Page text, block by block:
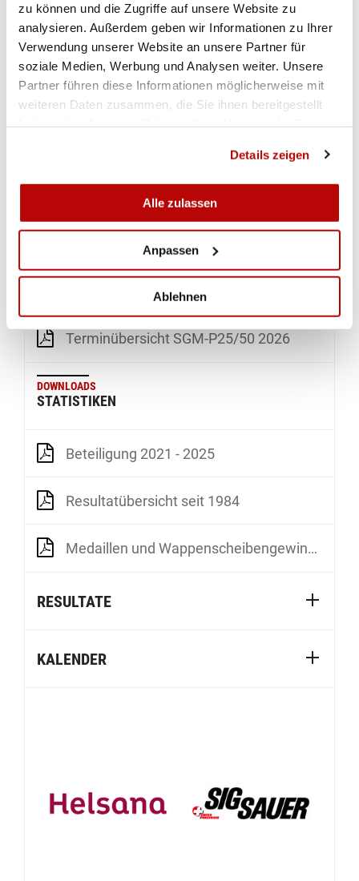
zu können und die Zugriffe auf unsere Website zu
analysieren. Außerdem geben wir Informationen zu Ihrer
Verwendung unserer Website an unsere Partner für
soziale Medien, Werbung und Analysen weiter. Unsere
Partner führen diese Informationen möglicherweise mit
weiteren Daten zusammen, die Sie ihnen bereitgestellt
Details zeigen
Alle zulassen
Anpassen
Ablehnen
Terminübersicht SGM-P25/50 2026
INFORMATIONEN FÜR DEN FINAL SGM-P25 VOM SAMSTAG,
30. AUGUST 2025
INFORMATIONEN FÜR DEN FINAL SGM-P25 VOM
SAMSTAG, 30. AUGUST 2025
Scheibenzuteilung Halbfinal 2025
DOWNLOADS
Terminübersicht SGM-P25/50 2026
DOWNLOADS
STATISTIKEN
Beteiligung 2021 - 2025
Resultatübersicht seit 1984
Medaillen und Wappenscheibengewinner seit 1984
RESULTATE
KALENDER